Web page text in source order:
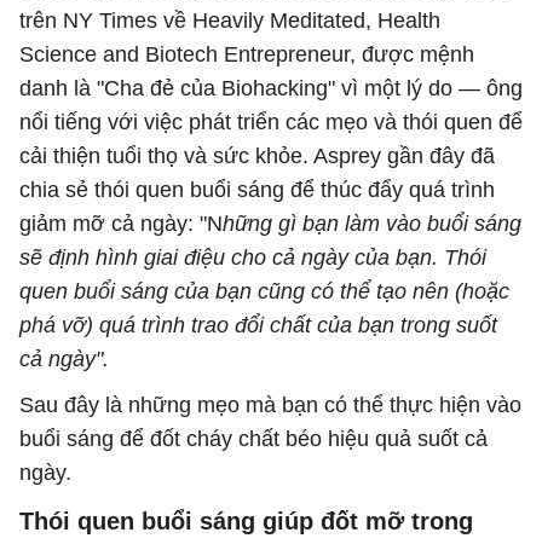
trên NY Times về Heavily Meditated, Health
Science and Biotech Entrepreneur, được mệnh
danh là "Cha đẻ của Biohacking" vì một lý do — ông
nổi tiếng với việc phát triển các mẹo và thói quen để
cải thiện tuổi thọ và sức khỏe. Asprey gần đây đã
chia sẻ thói quen buổi sáng để thúc đẩy quá trình
giảm mỡ cả ngày: "Những gì bạn làm vào buổi sáng
sẽ định hình giai điệu cho cả ngày của bạn. Thói
quen buổi sáng của bạn cũng có thể tạo nên (hoặc
phá vỡ) quá trình trao đổi chất của bạn trong suốt
cả ngày".
Sau đây là những mẹo mà bạn có thể thực hiện vào
buổi sáng để đốt cháy chất béo hiệu quả suốt cả
ngày.
Thói quen buổi sáng giúp đốt mỡ trong